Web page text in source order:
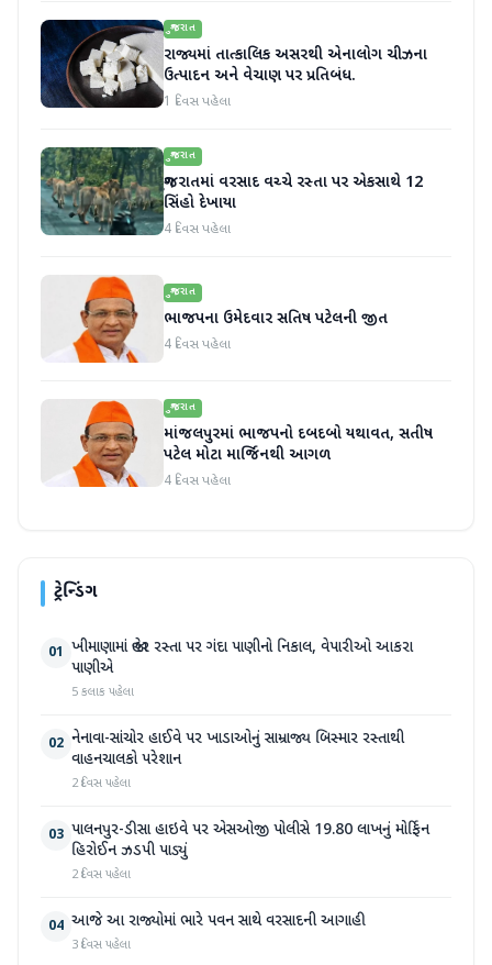
ગુજરાત
રાજ્યમાં તાત્કાલિક અસરથી એનાલોગ ચીઝના
ઉત્પાદન અને વેચાણ પર પ્રતિબંધ.
1 દિવસ પહેલા
ગુજરાત
ગુજરાતમાં વરસાદ વચ્ચે રસ્તા પર એકસાથે 12
સિંહો દેખાયા
4 દિવસ પહેલા
ગુજરાત
ભાજપના ઉમેદવાર સતિષ પટેલની જીત
4 દિવસ પહેલા
ગુજરાત
માંજલપુરમાં ભાજપનો દબદબો યથાવત, સતીષ
પટેલ મોટા માર્જિનથી આગળ
4 દિવસ પહેલા
ટ્રેન્ડિંગ
01 ખીમાણામાં જાહેર રસ્તા પર ગંદા પાણીનો નિકાલ, વેપારીઓ આકરા
પાણીએ
5 કલાક પહેલા
02 નેનાવા-સાંચોર હાઈવે પર ખાડાઓનું સામ્રાજ્ય બિસ્માર રસ્તાથી
વાહનચાલકો પરેશાન
2 દિવસ પહેલા
03 પાલનપુર-ડીસા હાઇવે પર એસઓજી પોલીસે 19.80 લાખનું મોર્ફિન
હિરોઈન ઝડપી પાડ્યું
2 દિવસ પહેલા
04 આજે આ રાજ્યોમાં ભારે પવન સાથે વરસાદની આગાહી
3 દિવસ પહેલા